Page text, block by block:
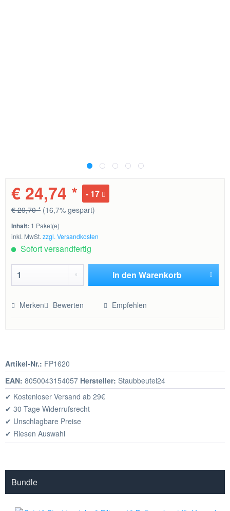
€ 24,74 * 17
€ 29,70 * (16,7% gespart)
Inhalt: 1 Paket(e)
inkl. MwSt.zzgl. Versandkosten
Sofort versandfertig
In den Warenkorb
Merken Bewerten Empfehlen
Artikel-Nr.: FP1620
EAN: 8050043154057 Hersteller: Staubbeutel24
✔ Kostenloser Versand ab 29€
✔ 30 Tage Widerrufsrecht
✔ Unschlagbare Preise
✔ Riesen Auswahl
Bundle